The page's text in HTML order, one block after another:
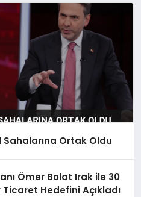
Ortak Oldu
Ömer Bolat Irak ile 30
Hedefini Açıkladı